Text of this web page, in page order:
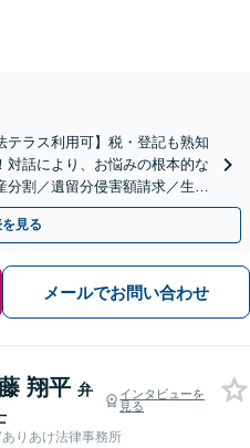
テラス利用可】税・登記も熟知
対話により、お悩みの根本的な
割／遺留分侵害額請求／生前
【大宮駅3分】
見る
メールでお問い合わせ
翔平 弁
インタビューを
見る
ありあけ法律事務所